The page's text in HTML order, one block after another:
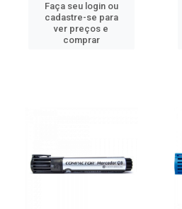
Faça seu login ou
cadastre-se para
ver preços e
comprar